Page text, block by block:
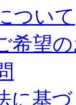
ついて
希望
に基